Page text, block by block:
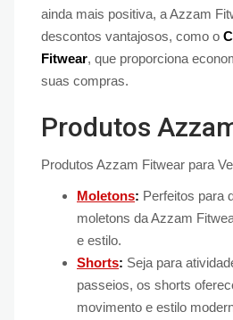
ainda mais positiva, a Azzam
descontos vantajosos, como o
Fitwear, que proporciona
suas compras.
Produtos
Produtos Azzam Fitwear para
Moletons: Perfeitos para
moletons da Azzam
e estilo.
Shorts: Seja para
passeios, os shorts
movimento e estilo